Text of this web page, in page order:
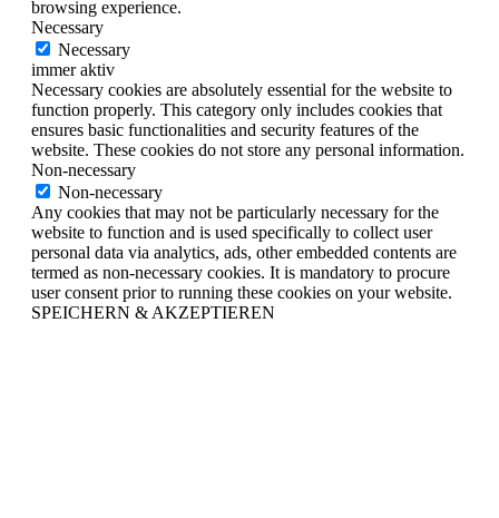
browsing experience.
Necessary
Necessary
immer aktiv
Necessary cookies are absolutely essential for the website to
function properly. This category only includes cookies that
ensures basic functionalities and security features of the
website. These cookies do not store any personal information.
Non-necessary
Non-necessary
Any cookies that may not be particularly necessary for the
website to function and is used specifically to collect user
personal data via analytics, ads, other embedded contents are
termed as non-necessary cookies. It is mandatory to procure
user consent prior to running these cookies on your website.
SPEICHERN & AKZEPTIEREN